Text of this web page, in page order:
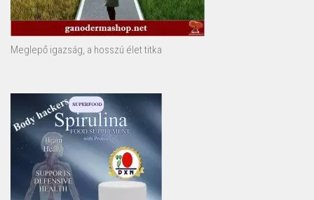
Meglepő igazság, a hosszú élet titka